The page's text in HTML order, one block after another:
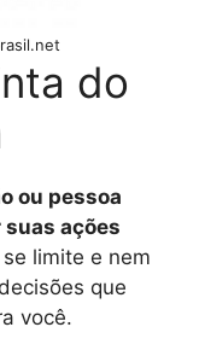
do
ou pessoa
ações
limite e nem
que
você.